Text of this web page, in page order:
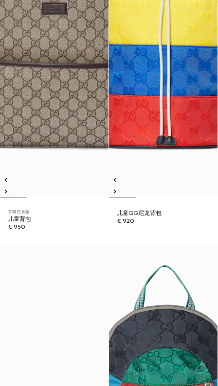
官网已售罄
儿童背包
€ 950
儿童GG尼龙背包
€ 920